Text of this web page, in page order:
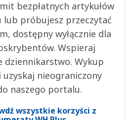
bezpłatnych artykułów
lub próbujesz przeczytać
dostępny wyłącznie dla
Wspieraj
dziennikarstwo. Wykup
nieograniczony
naszego portalu.
wszystkie korzyści z